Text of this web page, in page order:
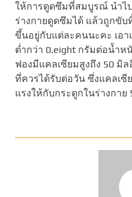
ให้การดูดซึมที่สมบูรณ์ นำไ
ร่างกายดูดซึมได้ แล้วถูกขับ
ขึ้นอยู่กับแต่ละคนนะคะ เอา
ต่ำกว่า 0.eight กรัมต่อน้ำห
ฟองมีแคลเซียมสูงถึง 50 มิ
ที่ควรได้รับต่อวัน ซึ่งแคลเซี
แรงให้กับกระดูกในร่างกาย